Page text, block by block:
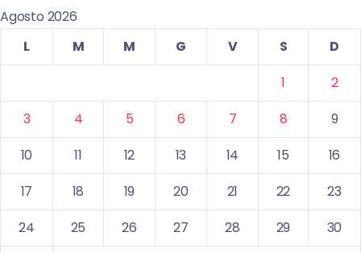
Agosto 2026
L
M M G V S
D
1
2
3
4 5 6 7 8
9
10
11 12 13 14 15
16
17
18 19 20 21 22
23
24
25 26 27 28 29
30